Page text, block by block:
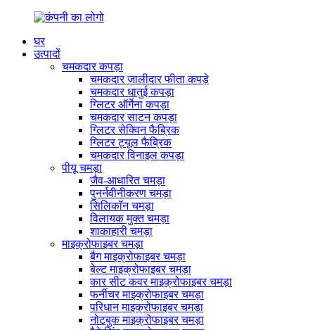
घर
उत्पादों
चमकदार कपड़ा
चमकदार जालीदार फीता कपड़े
चमकदार धातुई कपड़ा
ग्लिटर ऑर्गेना कपड़ा
चमकदार साटन कपड़ा
ग्लिटर सेक्विन फैब्रिक
ग्लिटर ट्यूल फैब्रिक
चमकदार विनाइल कपड़ा
पीयू चमड़ा
जैव-आधारित चमड़ा
पुनर्नवीनीकरण चमड़ा
सिलिकॉन चमड़ा
विलायक मुक्त चमड़ा
शाकाहारी चमड़ा
माइक्रोफाइबर चमड़ा
बैग माइक्रोफाइबर चमड़ा
बेल्ट माइक्रोफाइबर चमड़ा
कार सीट कवर माइक्रोफाइबर चमड़ा
फर्नीचर माइक्रोफाइबर चमड़ा
परिधान माइक्रोफाइबर चमड़ा
नोटबुक माइक्रोफाइबर चमड़ा